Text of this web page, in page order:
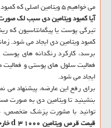
می خواهیم ۵ ویتامین اصلی که کمبود آنها سبب ایجاد لک می شود را بررسی نماییم.
آیا کمبود ویتامین دی سبب لک
تیرگی پوست یا پیگمانتاسیون که
برسد، کارکرد رنگدانه های
فعالیت سلول های پوستی و
ایجاد می شود.
بنشینید تا ویتامین دی به صورت
توانید با مشورت پزشک متخصص،
قیمت قرص ویتامین d ۳ ۱۰۰۰ خارجی